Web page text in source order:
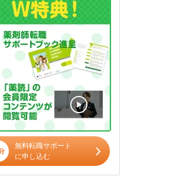
無料転職サポート
に申し込む